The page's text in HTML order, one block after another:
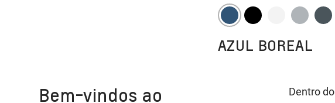
AZUL BOREAL
Bem-vindos ao
Dentro do